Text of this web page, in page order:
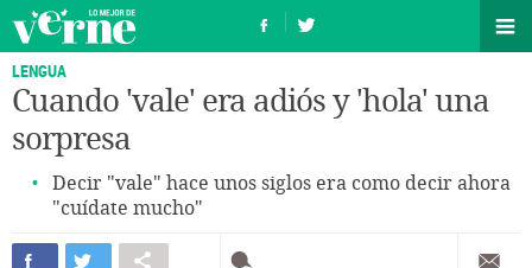
LENGUA
Cuando 'vale' era adiós y 'hola' una
sorpresa
Decir "vale" hace unos siglos era como decir ahora
"cuídate mucho"